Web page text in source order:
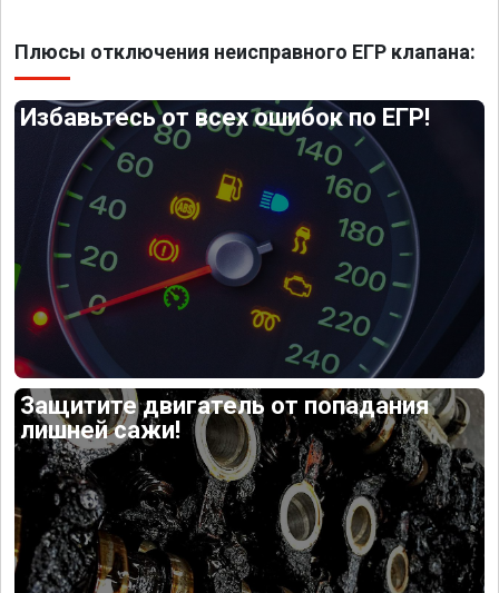
Плюсы отключения неисправного ЕГР клапана:
Избавьтесь от всех ошибок по ЕГР!
Защитите двигатель от попадания
лишней сажи!